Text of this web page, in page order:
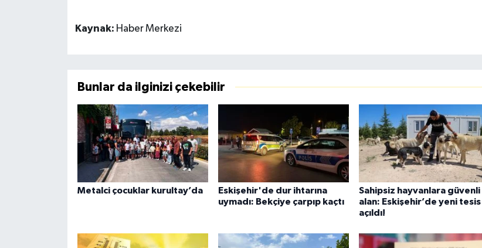
Kaynak: Haber Merkezi
Bunlar da ilginizi çekebilir
Metalci çocuklar kurultay’da
Eskişehir'de dur ihtarına
uymadı: Bekçiye çarpıp kaçtı
Sahipsiz hayvanlara güvenli
alan: Eskişehir’de yeni tesis
açıldı!